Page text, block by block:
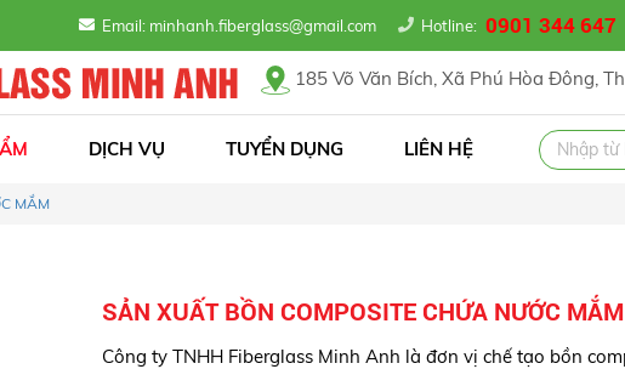
Email: minhanh.fiberglass@gmail.com Hotline: 0901 344 647
185 Võ Văn Bích, Xã Phú Hòa Đông,
DỊCH VỤ TUYỂN DỤNG LIÊN HỆ
MẮM
SẢN XUẤT BỒN COMPOSITE CHỨA NƯỚC MẮM
Công ty TNHH Fiberglass Minh Anh là đơn vị chế tạo bồn